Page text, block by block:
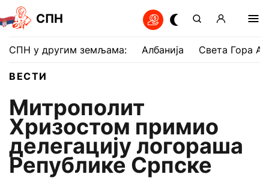
СПН
СПН у другим земљама: Албанија Света Гора
ВЕСТИ
Митрополит
Хризостом примио
делегацију логораша
Републике Српске